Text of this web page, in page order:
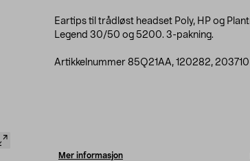
Eartips til trådløst headset Poly, HP og
Legend 30/50 og 5200. 3-pakning.
Artikkelnummer 85Q21AA, 120282,
Mer informasjon